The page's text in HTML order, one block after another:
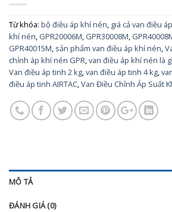
Từ khóa: bộ điều áp khí nén, giá cả van điều
khí nén, GPR20006M, GPR30008M,
GPR40015M, sản phẩm van điều áp khí nén,
chỉnh áp khí nén GPR,van điều áp khí nén là
Van điều áp tinh 2 kg,van điều áp tinh 4 kg,
điều áp tinh AIRTAC,Van Điều Chỉnh Áp Suất
MÔ TẢ
ĐÁNH GIÁ (0)